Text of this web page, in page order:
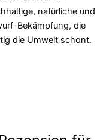
natürliche und
Bekämpfung, die
die Umwelt schont.